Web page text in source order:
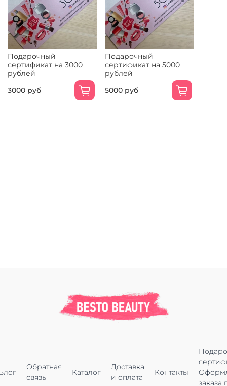
Подарочный
сертификат на 3000
рублей
3000 руб
Подарочный
сертификат на 5000
рублей
5000 руб
Обратная
связь
Каталог
Доставка
и оплата
Контакты
заказа